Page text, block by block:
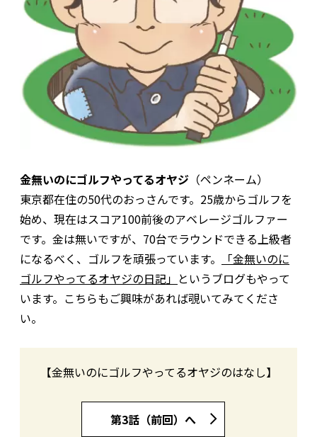
金無いのにゴルフやってるオヤジ （ペンネーム）
東京都在住の50代のおっさんです。25歳からゴルフを
始め、現在はスコア100前後のアベレージゴルファー
です。金は無いですが、70台でラウンドできる上級者
になるべく、ゴルフを頑張っています。
「金無いのに
ゴルフやってるオヤジの日記」 というブログもやって
います。こちらもご興味があれば覗いてみてくださ
い。
【金無いのにゴルフやってるオヤジのはなし】
第3話（前回）へ